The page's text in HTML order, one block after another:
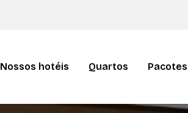
Nossos hotéis Quartos Pacotes